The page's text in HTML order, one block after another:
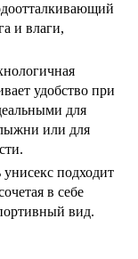
и влаги,
удобство при
для
или для
подходит
в себе
вид.